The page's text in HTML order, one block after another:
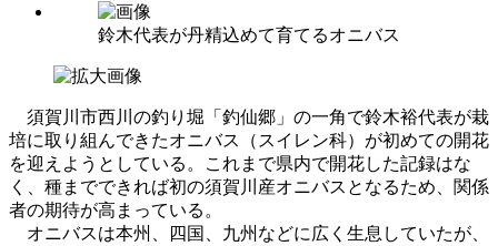
鈴木代表が丹精込めて育てるオニバス
須賀川市西川の釣り堀「釣仙郷」の一角で鈴木裕代表が栽
培に取り組んできたオニバス（スイレン科）が初めての開花
を迎えようとしている。これまで県内で開花した記録はな
く、種までできれば初の須賀川産オニバスとなるため、関係
者の期待が高まっている。
オニバスは本州、四国、九州などに広く生息していたが、